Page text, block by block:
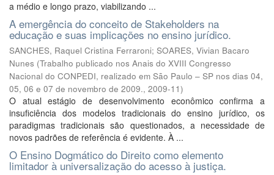
a médio e longo prazo, viabilizando ...
A emergência do conceito de Stakeholders na
educação e suas implicações no ensino jurídico.
SANCHES, Raquel Cristina Ferraroni; SOARES, Vivian Bacaro
Nunes (Trabalho publicado nos Anais do XVIII Congresso
Nacional do CONPEDI, realizado em São Paulo – SP nos dias 04,
05, 06 e 07 de novembro de 2009., 2009-11)
O atual estágio de desenvolvimento econômico confirma a
insuficiência dos modelos tradicionais do ensino jurídico, os
paradigmas tradicionais são questionados, a necessidade de
novos padrões de referência é evidente. À ...
O Ensino Dogmático do Direito como elemento
limitador à universalização do acesso à justiça.